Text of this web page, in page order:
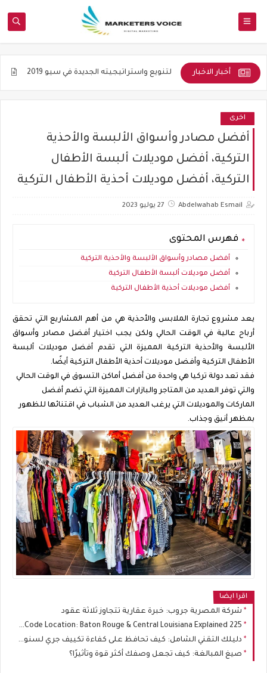
أخبار الاخبارالتنويع واستراتيجيته الجديدة في سيو 2019 جوده
اخرى
أفضل مصادر وأسواق الألبسة والأحذية
التركية، أفضل موديلات ألبسة الأطفال
التركية، أفضل موديلات أحذية الأطفال التركية
Abdelwahab Esmail 27 يوليو 2023
فهرس المحتوى
أفضل مصادر وأسواق الألبسة والأحذية التركية
أفضل موديلات ألبسة الأطفال التركية
أفضل موديلات أحذية الأطفال التركية
يعد مشروع تجارة الملابس والأحذية هي من أهم المشاريع التي تحقق
أرباح عالية في الوقت الحالي ولكن يجب اختيار أفضل مصادر وأسواق
الألبسة والأحذية التركية المميزة التي تقدم أفضل موديلات ألبسة
الأطفال التركية وأفضل موديلات أحذية الأطفال التركية أيضًا.
فقد تعد دولة تركيا هي واحدة من أفضل أماكن التسوق في الوقت الحالي
والتي توفر العديد من المتاجر والبازارات المميزة التي تضم أفضل
الماركات والموديلات التي يرغب العديد من الشباب في اقتنائها للظهور
بمظهر أنيق وجذاب.
اقرا ايضا
شركة المصرية جروب: خبرة عقارية تتجاوز ثلاثة عقود
225 Area Code Location: Baton Rouge & Central Louisiana Explained
دليلك التقني الشامل: كيف تحافظ على كفاءة تكييف جري لسنوات طويلة؟
صيغ المبالغة: كيف تجعل وصفك أكثر قوة وتأثيرًا؟